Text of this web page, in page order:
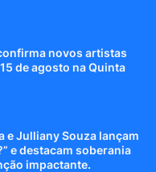
novos artistas
de agosto na Quinta
e Julliany Souza lançam
e destacam soberania
impactante.